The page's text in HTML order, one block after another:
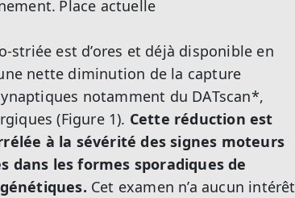
Place actuelle
striée est d’ores et déjà disponible en
nette diminution de la capture
notamment du DATscan*,
(Figure 1). Cette réduction est
à la sévérité des signes moteurs
dans les formes sporadiques de
Cet examen n’a aucun intérêt